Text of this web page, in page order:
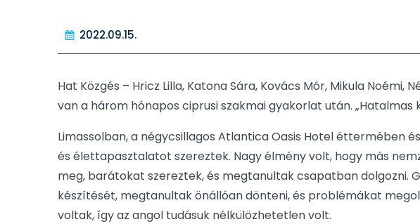
2022.09.15.
Hat Közgés – Hricz Lilla, Katona Sára, Kovács Mór, Mikula Noémi,
van a három hónapos ciprusi szakmai gyakorlat után. „Hatalmas
Limassolban, a négycsillagos Atlantica Oasis Hotel éttermében
és élettapasztalatot szereztek. Nagy élmény volt, hogy más
meg, barátokat szereztek, és megtanultak csapatban dolgozni.
készítését, megtanultak önállóan dönteni, és problémákat
voltak, így az angol tudásuk nélkülözhetetlen volt.